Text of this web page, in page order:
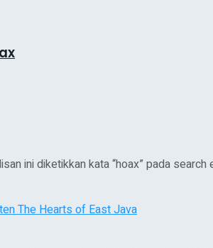
ini diketikkan kata “hoax” pada